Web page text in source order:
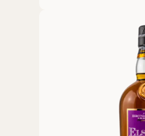
und Moscatel-
Malt klar auf ein
Auch die Gestaltung
Herkunft: Die
stehen für die
Destillerie, während
Vulkangestein
Hintergrund dieser